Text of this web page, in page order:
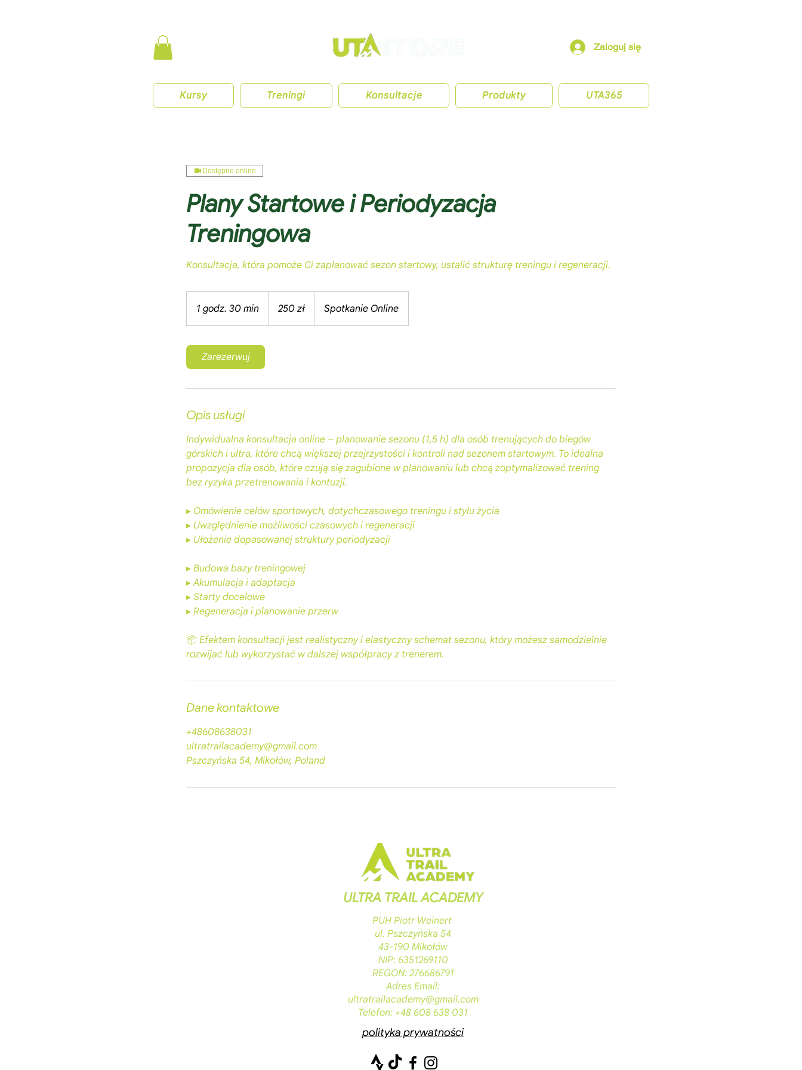
Zaloguj się
Kursy Treningi Konsultacje Produkty UTA365
Dostępne online
Plany Startowe i Periodyzacja
Treningowa
1 godz. 30 min
g
d
z
n
polskich
250 zł Spotkanie Online
Zarezerwuj
Opis usługi
Indywidualna konsultacja online – planowanie sezonu (1,5 h) dla osób trenujących do biegów
górskich i ultra, które chcą większej przejrzystości i kontroli nad sezonem startowym. To idealna
propozycja dla osób, które czują się zagubione w planowaniu lub chcą zoptymalizować trening
bez ryzyka przetrenowania i kontuzji.
▸ Omówienie celów sportowych, dotychczasowego treningu i stylu życia
▸ Uwzględnienie możliwości czasowych i regeneracji
▸ Ułożenie dopasowanej struktury periodyzacji
▸ Budowa bazy treningowej
▸ Akumulacja i adaptacja
▸ Starty docelowe
▸ Regeneracja i planowanie przerw
📦 Efektem konsultacji jest realistyczny i elastyczny schemat sezonu, który możesz samodzielnie
rozwijać lub wykorzystać w dalszej współpracy z trenerem.
Dane kontaktowe
+48608638031
ultratrailacademy@gmail.com
Pszczyńska 54, Mikołów, Poland
ULTRA TRAIL ACADEMY
PUH Piotr Weinert
ul. Pszczyńska 54
43-190 Mikołów
NIP: 6351269110
REGON: 276686791
Adres Email:
ultratrailacademy@gmail.com
Telefon: +48 608 638 031
polityka prywatności